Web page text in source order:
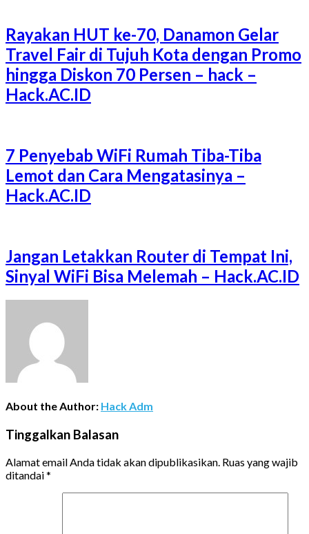
Rayakan HUT ke-70, Danamon Gelar
Travel Fair di Tujuh Kota dengan Promo
hingga Diskon 70 Persen – hack –
Hack.AC.ID
7 Penyebab WiFi Rumah Tiba-Tiba
Lemot dan Cara Mengatasinya –
Hack.AC.ID
Jangan Letakkan Router di Tempat Ini,
Sinyal WiFi Bisa Melemah – Hack.AC.ID
About the Author: Hack Adm
Tinggalkan Balasan
Alamat email Anda tidak akan dipublikasikan. Ruas yang wajib
ditandai*